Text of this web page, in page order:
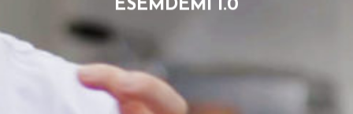
ESEMDEMÌ 1.0